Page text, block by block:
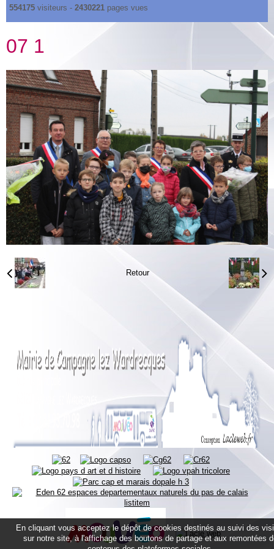
554175 visiteurs - 2430221 pages vues
07 1
Retour
En cliquant vous acceptez le dépôt de cookies destinés au suivi des
sur notre site, à l'affichage des boutons de partage et aux remontées